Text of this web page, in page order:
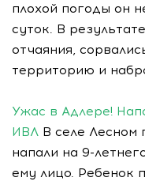
плохой погоды он
суток. В
отчаяния,
территорию и
Ужас в Адлере!
ИВЛ В селе Лесном
напали на 9-
ему лицо. Ребенок